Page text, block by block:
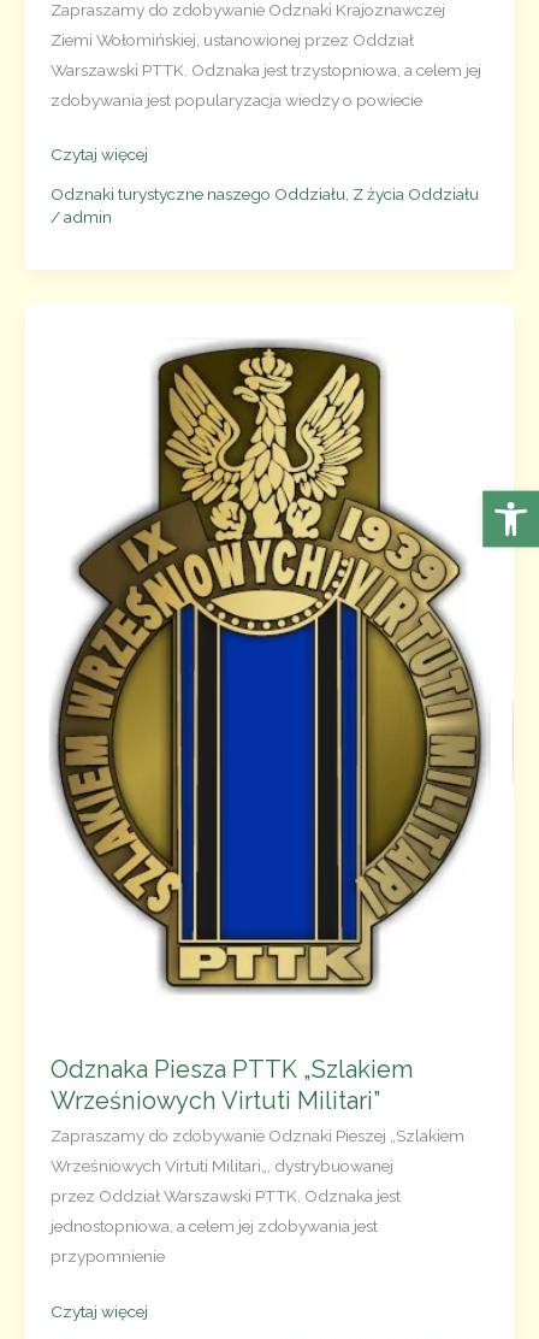
Zapraszamy do zdobywanie Odznaki Krajoznawczej
Ziemi Wołomińskiej, ustanowionej przez Oddział
Warszawski PTTK. Odznaka jest trzystopniowa, a celem jej
zdobywania jest popularyzacja wiedzy o powiecie
Odznaka
Krajoznawcza
PTTK
Wołomińskiej
Czytaj więcej
Odznaki turystyczne naszego Oddziału, Z życia Oddziału
/admin
Odznaka Piesza PTTK „Szlakiem
Wrześniowych Virtuti Militari”
Zapraszamy do zdobywanie Odznaki Pieszej „Szlakiem
Wrześniowych Virtuti Militari„, dystrybuowanej
przez Oddział Warszawski PTTK. Odznaka jest
jednostopniowa, a celem jej zdobywania jest
przypomnienie
Odznaka
Czytaj więcej